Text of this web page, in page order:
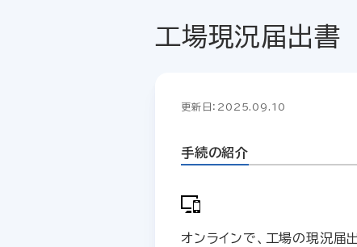
工場現況届出書
更新日：2025.09.10
手続の紹介
オンラインで、工場の現況届